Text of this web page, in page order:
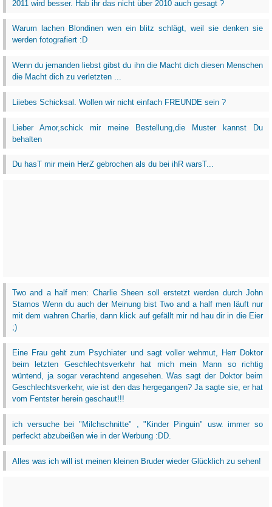
2011 wird besser. Hab ihr das nicht über 2010 auch gesagt ?
Warum lachen Blondinen wen ein blitz schlägt, weil sie denken sie
werden fotografiert :D
Wenn du jemanden liebst gibst du ihn die Macht dich diesen Menschen
die Macht dich zu verletzten ...
Liiebes Schicksal. Wollen wir nicht einfach FREUNDE sein ?
Lieber Amor,schick mir meine Bestellung,die Muster kannst Du
behalten
Du hasT mir mein HerZ gebrochen als du bei ihR warsT...
Two and a half men: Charlie Sheen soll erstetzt werden durch John
Stamos Wenn du auch der Meinung bist Two and a half men läuft nur
mit dem wahren Charlie, dann klick auf gefällt mir nd hau dir in die Eier
;)
Eine Frau geht zum Psychiater und sagt voller wehmut, Herr Doktor
beim letzten Geschlechtsverkehr hat mich mein Mann so richtig
wüntend, ja sogar verachtend angesehen. Was sagt der Doktor beim
Geschlechtsverkehr, wie ist den das hergegangen? Ja sagte sie, er hat
vom Fentster herein geschaut!!!
ich versuche bei "Milchschnitte" , "Kinder Pinguin" usw. immer so
perfeckt abzubeißen wie in der Werbung :DD.
Alles was ich will ist meinen kleinen Bruder wieder Glücklich zu sehen!